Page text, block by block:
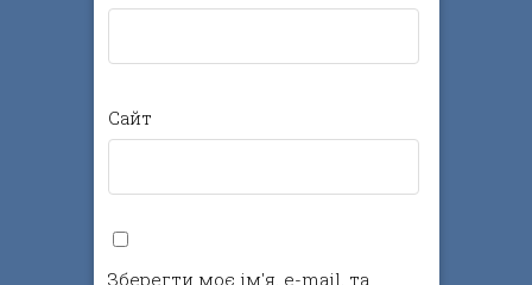
Сайт
Зберегти моє ім'я, e-mail, та